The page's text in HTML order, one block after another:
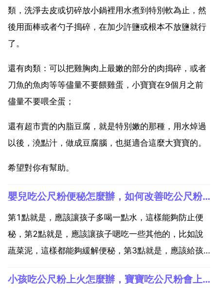
類，洗淨去皮或切碎放小鍋裡用水煮到特別軟為止，然
後用面棒或者勺子搗碎，在加少許鹽或根本不放鹽就行
了。
還有肉類：可以把雞胸肉上最嫩的部分的肉搗碎，或者
刀魚的魚肉等等儘量不要餵雞蛋，小寶寶在9個月之前
儘量不要喂全蛋；
還有超市賣的內脂豆腐，就是特別嫩的那種，用水焯過
以後，澆點汁，做成豆腐腦，也挺適合這麼大寶寶的。
希望對你有幫助。
嬰兒吃公尺粉便秘怎麼辦，如何改善吃公尺粉後便秘的問題？
第1點就是，應該讓孩子多喝一點水，這樣能夠防止便
秘，第2點就是，應該讓孩子嗯吃一些其他的，比如說
蔬菜泥，這樣都能夠緩解便秘，第3點就是，應該給孩
一些新鮮的蔬菜和水果，比如說是蘋果，香蕉，還可以小孩吃公尺粉上火怎麼辦，寶寶吃公尺粉會上火嗎